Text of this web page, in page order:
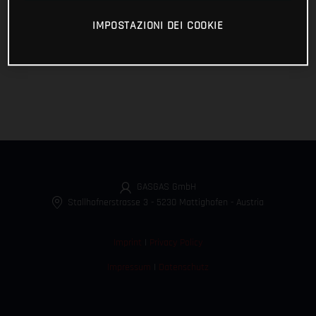
GASGAS GmbH
Stallhofnerstrasse 3 - 5230 Mattighofen - Austria
Imprint
Privacy Policy
Impressum
Datenschutz
IMPOSTAZIONI DEI COOKIE